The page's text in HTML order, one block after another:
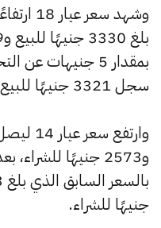
وشهد
بمقدار 5 جنيهات
سجل 3321 جنيهًا للبيع و 3304 جنيهًا للشراء.
جنيهًا للشراء.